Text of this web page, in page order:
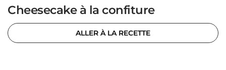
Cheesecake à la confiture
ALLER À LA RECETTE